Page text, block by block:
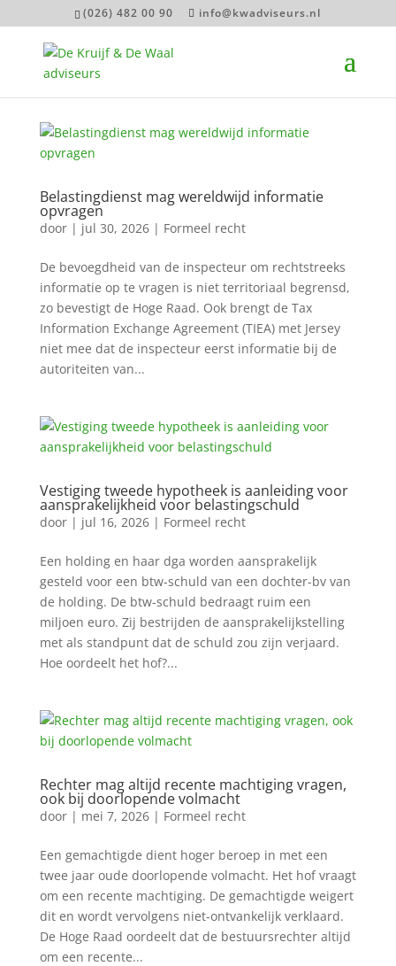
(026) 482 00 90 info@kwadviseurs.nl
Belastingdienst mag wereldwijd informatie
opvragen
door | jul 30, 2026| Formeel recht
De bevoegdheid van de inspecteur om rechtstreeks
informatie op te vragen is niet territoriaal begrensd,
zo bevestigt de Hoge Raad. Ook brengt de Tax
Information Exchange Agreement (TIEA) met Jersey
niet mee dat de inspecteur eerst informatie bij de
autoriteiten van...
Vestiging tweede hypotheek is aanleiding voor
aansprakelijkheid voor belastingschuld
door | jul 16, 2026| Formeel recht
Een holding en haar dga worden aansprakelijk
gesteld voor een btw-schuld van een dochter-bv van
de holding. De btw-schuld bedraagt ruim een
miljoen euro. Zij bestrijden de aansprakelijkstelling
met als standpunt dat de schuld zou zijn verjaard.
Hoe oordeelt het hof?...
Rechter mag altijd recente machtiging vragen,
ook bij doorlopende volmacht
door | mei 7, 2026| Formeel recht
Een gemachtigde dient hoger beroep in met een
twee jaar oude doorlopende volmacht. Het hof vraagt
om een recente machtiging. De gemachtigde weigert
dit en wordt vervolgens niet-ontvankelijk verklaard.
De Hoge Raad oordeelt dat de bestuursrechter altijd
om een recente...